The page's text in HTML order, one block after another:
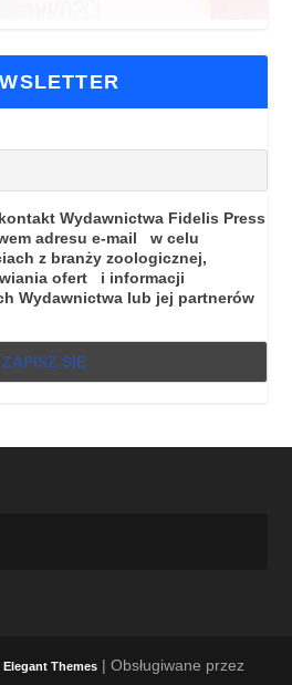
Wydawnictwa Fidelis Press
adresu e-mail w celu
z branży zoologicznej,
ofert i informacji
Wydawnictwa lub jej partnerów
Elegant Themes | Obsługiwane przez